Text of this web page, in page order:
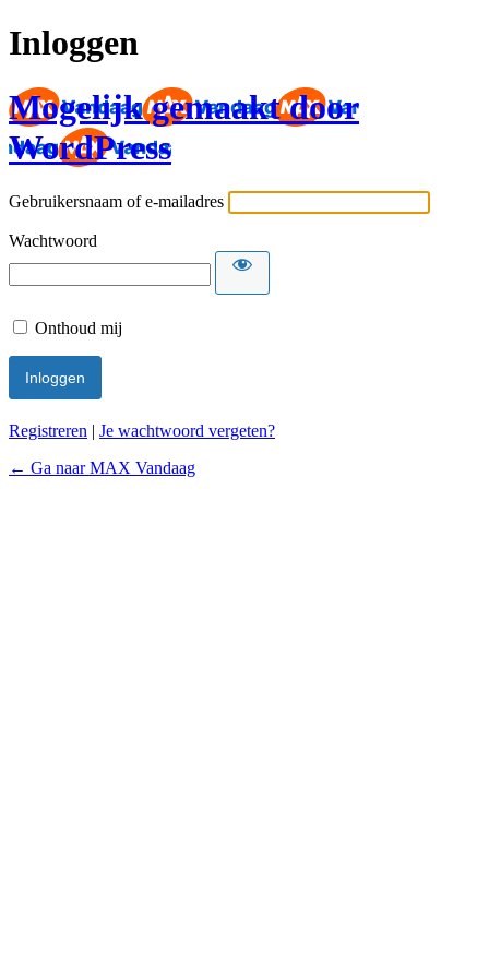
Inloggen
Mogelijk gemaakt door
WordPress
Gebruikersnaam of e-mailadres
Wachtwoord
Onthoud mij
Registreren | Je wachtwoord vergeten?
← Ga naar MAX Vandaag